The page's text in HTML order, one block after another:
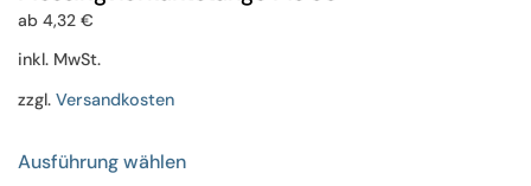
ab 4,32 €
inkl. MwSt.
zzgl. Versandkosten
Ausführung wählenProdukt